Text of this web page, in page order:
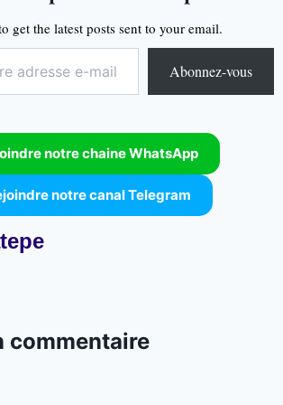
get the latest posts sent to your email.
Abonnez-vous
notre chaine WhatsApp
notre canal Telegram
commentaire